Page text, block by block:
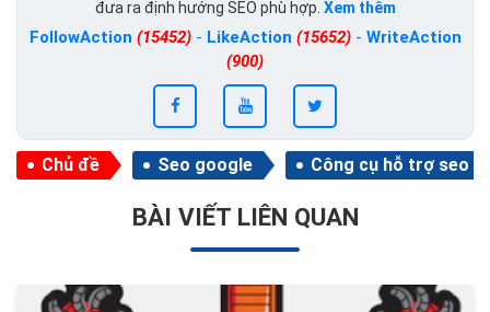
đưa ra định hướng SEO phù hợp. Xem thêm
FollowAction (15452)- LikeAction (15652)- WriteAction
(900)
Chủ đề Seo google Công cụ hỗ trợ seo
BÀI VIẾT LIÊN QUAN